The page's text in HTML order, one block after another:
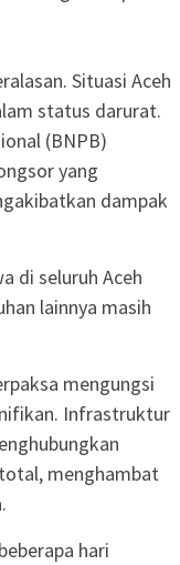
Situasi Aceh
status darurat.
(BNPB)
yang
dampak
di seluruh Aceh
lainnya masih
mengungsi
Infrastruktur
menghambat
hari